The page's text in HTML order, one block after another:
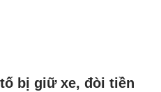
bị giữ xe, đòi tiền